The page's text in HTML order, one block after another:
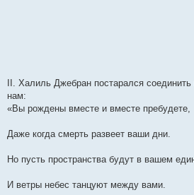
II. Халиль Джебран постарался
нам:
«Вы рождены вместе и вместе пребудете,
Даже когда смерть развеет ваши дни.
Но пусть пространства будут в вашем
И ветры небес танцуют между вами.